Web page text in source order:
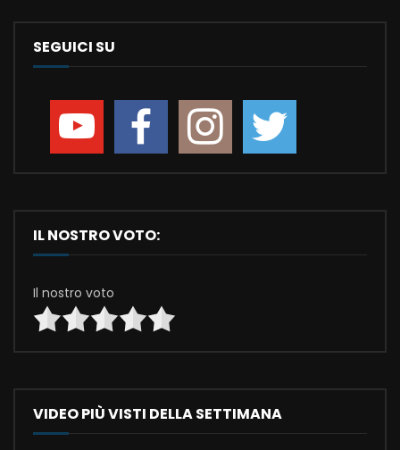
SEGUICI SU
IL NOSTRO VOTO:
Il nostro voto
VIDEO PIÙ VISTI DELLA SETTIMANA